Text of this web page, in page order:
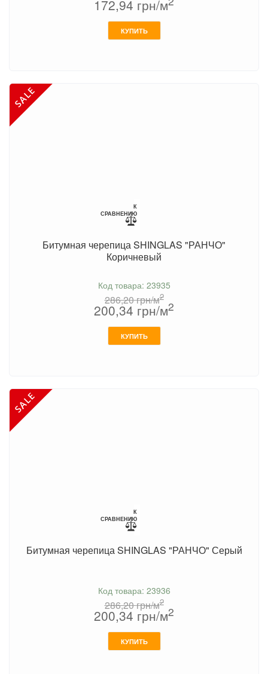
172,94 грн/м
КУПИТЬ
К
СРАВНЕНИЮ
Битумная черепица SHINGLAS "РАНЧО"
Коричневый
Код товара: 23935
286,20грн/м2
200,34 грн/м2
КУПИТЬ
К
СРАВНЕНИЮ
Битумная черепица SHINGLAS "РАНЧО" Серый
Код товара: 23936
286,20грн/м2
200,34 грн/м2
КУПИТЬ